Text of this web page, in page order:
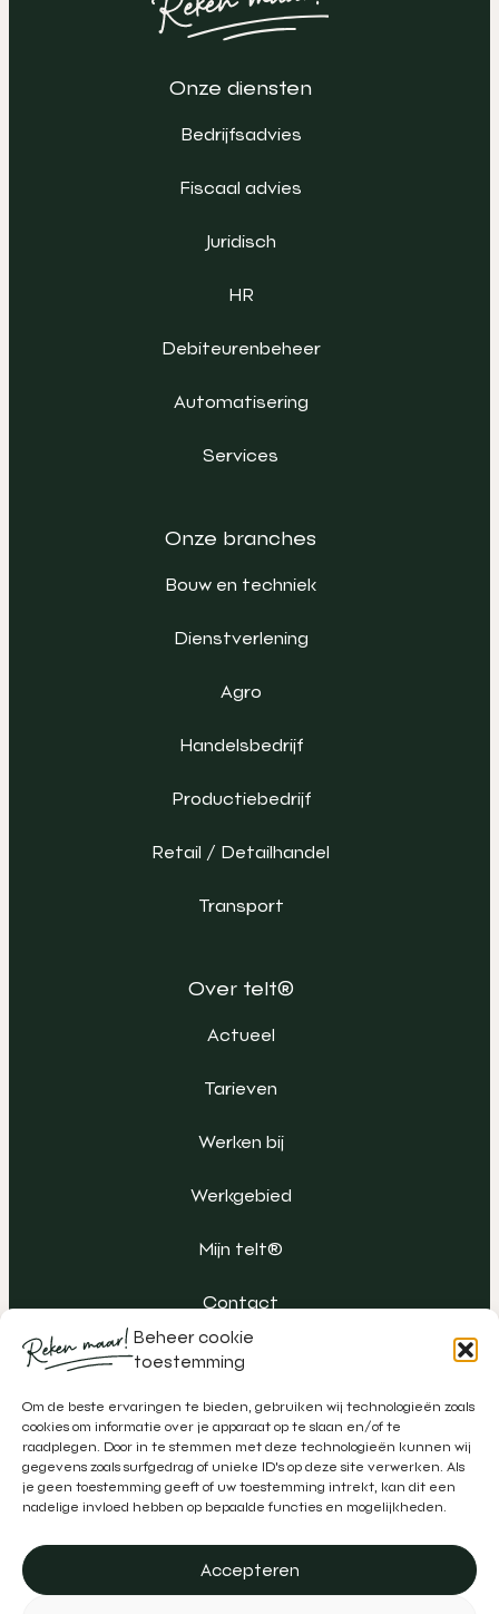
Beheer cookie
toestemming
Om de beste ervaringen te bieden, gebruiken wij technologieën zoals
cookies om informatie over je apparaat op te slaan en/of te
raadplegen. Door in te stemmen met deze technologieën kunnen wij
gegevens zoals surfgedrag of unieke ID's op deze site verwerken. Als
je geen toestemming geeft of uw toestemming intrekt, kan dit een
nadelige invloed hebben op bepaalde functies en mogelijkheden.
Accepteren
Onze diensten
Bedrijfsadvies
Fiscaal advies
Juridisch
HR
Debiteurenbeheer
Automatisering
Services
Onze branches
Bouw en techniek
Dienstverlening
Agro
Handelsbedrijf
Productiebedrijf
Retail / Detailhandel
Transport
Over telt®
Actueel
Tarieven
Werken bij
Werkgebied
Mijn telt®
Contact
Algemene voorwaarden
Klachtenregeling